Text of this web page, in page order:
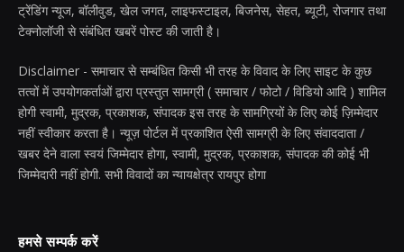
ट्रेंडिंग न्यूज, बॉलीवुड, खेल जगत, लाइफस्टाइल, बिजनेस, सेहत, ब्यूटी, रोजगार तथा
टेक्नोलॉजी से संबंधित खबरें पोस्ट की जाती है।
Disclaimer - समाचार से सम्बंधित किसी भी तरह के विवाद के लिए साइट के कुछ
तत्वों में उपयोगकर्ताओं द्वारा प्रस्तुत सामग्री ( समाचार / फोटो / विडियो आदि ) शामिल
होगी स्वामी, मुद्रक, प्रकाशक, संपादक इस तरह के सामग्रियों के लिए कोई ज़िम्मेदार
नहीं स्वीकार करता है। न्यूज़ पोर्टल में प्रकाशित ऐसी सामग्री के लिए संवाददाता /
खबर देने वाला स्वयं जिम्मेदार होगा, स्वामी, मुद्रक, प्रकाशक, संपादक की कोई भी
जिम्मेदारी नहीं होगी. सभी विवादों का न्यायक्षेत्र रायपुर होगा
हमसे सम्पर्क करें